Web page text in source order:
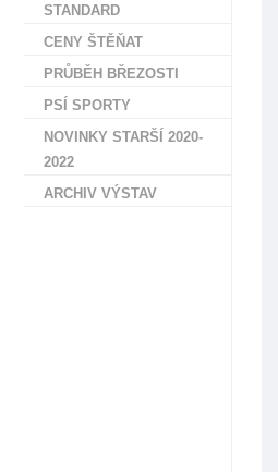
STANDARD
CENY ŠTĚŇAT
PRŮBĚH BŘEZOSTI
PSÍ SPORTY
NOVINKY STARŠÍ 2020-
2022
ARCHIV VÝSTAV